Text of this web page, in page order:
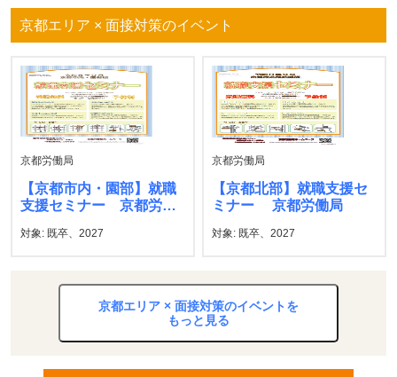
京都エリア × 面接対策のイベント
京都労働局
【京都市内・園部】就職
支援セミナー 京都労働
対象: 既卒、2027
京都労働局
【京都北部】就職支援セ
ミナー 京都労働局
対象: 既卒、2027
京都エリア × 面接対策のイベントを
もっと見る